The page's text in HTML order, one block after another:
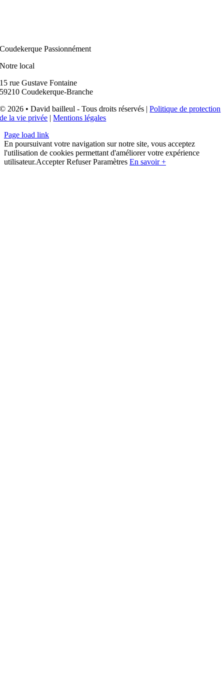
Coudekerque Passionnément
Notre local
15 rue Gustave Fontaine
59210 Coudekerque-Branche
© 2026 • David bailleul - Tous droits réservés |Politique de protection
de la vie privée |Mentions légales
Page load link
En poursuivant votre navigation sur notre site, vous acceptez
l'utilisation de cookies permettant d'améliorer votre expérience
utilisateur.Accepter Refuser Paramètres En savoir +